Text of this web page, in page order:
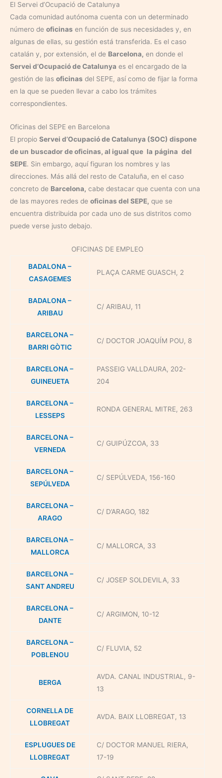
El Servei d’Ocupació de Catalunya
Cada comunidad autónoma cuenta con un determinado
número de oficinas en función de sus necesidades y, en
algunas de ellas, su gestión está transferida. Es el caso
catalán y, por extensión, el de Barcelona, en donde el
Servei d’Ocupació de Catalunya es el encargado de la
gestión de las oficinas del SEPE, así como de fijar la forma
en la que se pueden llevar a cabo los trámites
correspondientes.
Oficinas del SEPE en Barcelona
El propio Servei d’Ocupació de Catalunya (SOC) dispone
de un buscador de oficinas, al igual que la página del
SEPE. Sin embargo, aquí figuran los nombres y las
direcciones. Más allá del resto de Cataluña, en el caso
concreto de Barcelona, cabe destacar que cuenta con una
de las mayores redes de oficinas del SEPE, que se
encuentra distribuida por cada uno de sus distritos como
puede verse justo debajo.
OFICINAS DE EMPLEO
BADALONA –
CASAGEMES
PLAÇA CARME GUASCH, 2
BADALONA –
ARIBAU
C/ ARIBAU, 11
BARCELONA –
BARRI GÒTIC
C/ DOCTOR JOAQUÍM POU, 8
BARCELONA –
GUINEUETA
PASSEIG VALLDAURA, 202-
204
BARCELONA –
LESSEPS
RONDA GENERAL MITRE, 263
BARCELONA –
VERNEDA
C/ GUIPÚZCOA, 33
BARCELONA –
SEPÚLVEDA
C/ SEPÚLVEDA, 156-160
BARCELONA –
ARAGO
C/ D’ARAGO, 182
BARCELONA –
MALLORCA
C/ MALLORCA, 33
BARCELONA –
SANT ANDREU
C/ JOSEP SOLDEVILA, 33
BARCELONA –
DANTE
C/ ARGIMON, 10-12
BARCELONA –
POBLENOU
C/ FLUVIA, 52
BERGA
AVDA. CANAL INDUSTRIAL, 9-
13
CORNELLA DE
LLOBREGAT
AVDA. BAIX LLOBREGAT, 13
ESPLUGUES DE
LLOBREGAT
C/ DOCTOR MANUEL RIERA,
17-19